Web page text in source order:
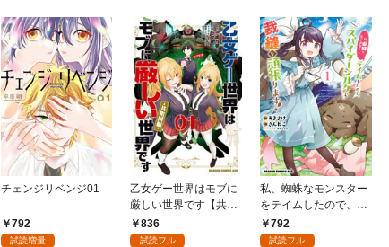
チェンジリベンジ01
792
試読増量
乙女ゲー世界はモブに
厳しい世界です【共和
国編】 ０１
836
試読フル
私、蜘蛛なモンスター
をテイムしたので、ス
パイダーシルクで裁縫
を頑張ります！ 1
792
試読フル